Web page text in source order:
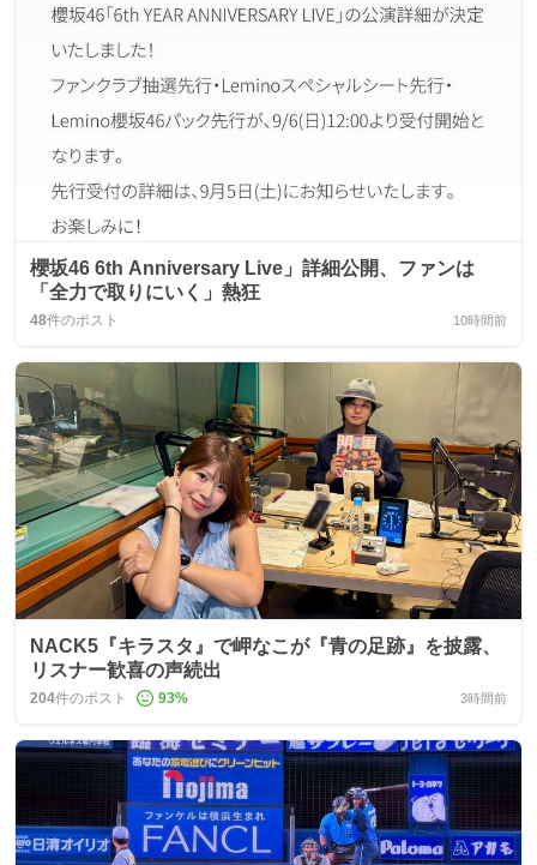
櫻坂46 6th Anniversary Live」詳細公開、ファンは
「全力で取りにいく」熱狂
48件のポスト 10時間前
NACK5『キラスタ』で岬なこが『青の足跡』を披露、
リスナー歓喜の声続出
204件のポスト 93% 3時間前